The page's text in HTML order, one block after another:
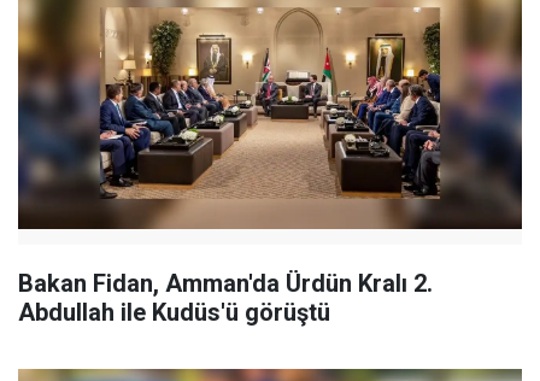
Bakan Fidan, Amman'da Ürdün Kralı 2.
Abdullah ile Kudüs'ü görüştü